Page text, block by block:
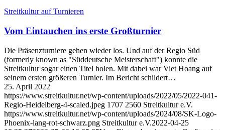
Streitkultur auf Turnieren
Vom Eintauchen ins erste Großturnier
Die Präsenzturniere gehen wieder los. Und auf der Regio Süd
(formerly known as "Süddeutsche Meisterschaft") konnte die
Streitkultur sogar einen Titel holen. Mit dabei war Viet Hoang auf
seinem ersten größeren Turnier. Im Bericht schildert…
25. April 2022
https://www.streitkultur.net/wp-content/uploads/2022/05/2022-041-
Regio-Heidelberg-4-scaled.jpeg 1707 2560 Streitkultur e.V.
https://www.streitkultur.net/wp-content/uploads/2024/08/SK-Logo-
Phoenix-lang-rot-schwarz.png Streitkultur e.V.2022-04-25